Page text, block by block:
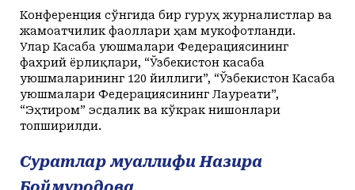
O'z Ўз
Конференция сўнгида бир гуруҳ журналистлар ва
жамоатчилик фаоллари ҳам мукофотланди.
Улар Касаба уюшмалари Федерациясининг
фахрий ёрлиқлари, “Ўзбекистон касаба
уюшмаларининг 120 йиллиги”, “Ўзбекистон Касаба
уюшмалари Федерациясининг Лауреати”,
“Эҳтиром” эсдалик ва кўкрак нишонлари
топширилди.
Суратлар муаллифи Назира